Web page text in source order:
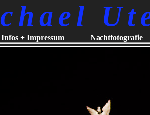
Infos + Impressum Nachtfotografie